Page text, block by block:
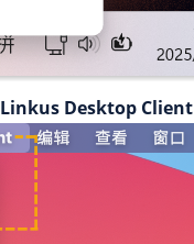
Linkus Desktop Client